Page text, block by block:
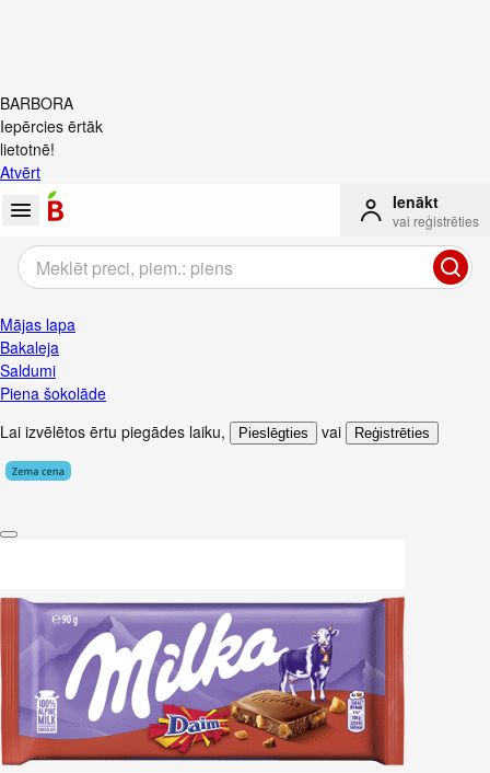
BARBORA
Iepērcies ērtāk
lietotnē!
Atvērt
Ienākt
vai reģistrēties
Mājas lapa
Bakaleja
Saldumi
Piena šokolāde
Lai izvēlētos ērtu piegādes laiku, Pieslēgties vai Reģistrēties